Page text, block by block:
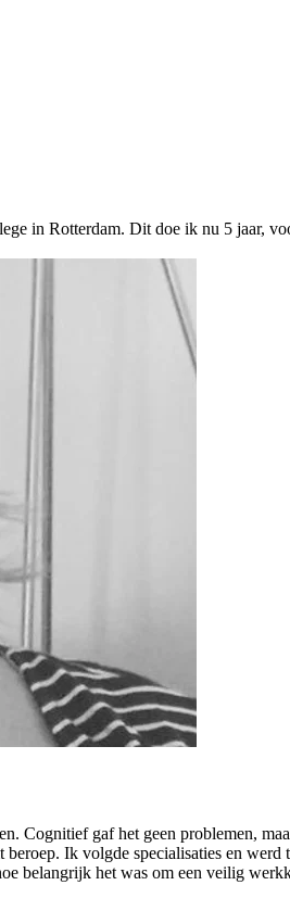
in Rotterdam. Dit doe ik nu 5 jaar,
Cognitief gaf het geen problemen,
Ik volgde specialisaties en
belangrijk het was om een veilig